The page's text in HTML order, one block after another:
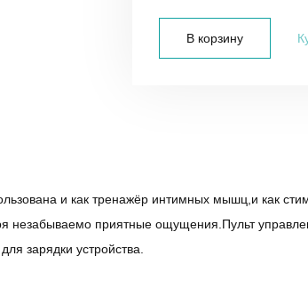
В корзину
и как тренажёр интимных мышц,и как
незабываемо приятные ощущения.Пульт
зарядки устройства.